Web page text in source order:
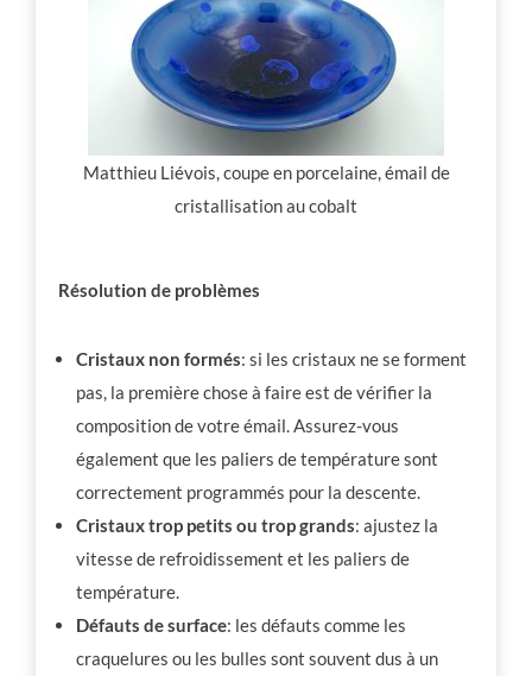
Matthieu Liévois, coupe en porcelaine, émail de
cristallisation au cobalt
Résolution de problèmes
Cristaux non formés: si les cristaux ne se forment
pas, la première chose à faire est de vérifier la
composition de votre émail. Assurez-vous
également que les paliers de température sont
correctement programmés pour la descente.
Cristaux trop petits ou trop grands: ajustez la
vitesse de refroidissement et les paliers de
température.
Défauts de surface: les défauts comme les
craquelures ou les bulles sont souvent dus à un